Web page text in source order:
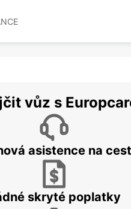
CHAPELLE-SAINT-LUC
SAINT LUC - FRANCE
vůz s
asistence na
skryté poplatky